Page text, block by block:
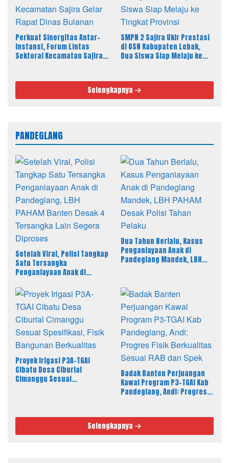
Perkuat Sinergitas Antar-
Instansi, Forum Lintas
Sektoral Kecamatan Sajira
SMPN 2 Sajira Ukir Prestasi
di OSN Kabupaten Lebak,
Dua Siswa Siap Melaju ke
Selengkapnya
PANDEGLANG
Setelah Viral, Polisi Tangkap
Satu Tersangka
Penganiayaan Anak di
Banten Desak 4 Tersangka
Lain Segera Diproses
Dua Tahun Berlalu, Kasus
Penganiayaan Anak di
Pandeglang Mandek, LBH
Proyek Irigasi P3A-TGAI
Cibatu Desa Ciburial
Cimanggu Sesuai
Badak Banten Perjuangan
Kawal Program P3-TGAI Kab
Pandeglang, Andi: Progres
Selengkapnya